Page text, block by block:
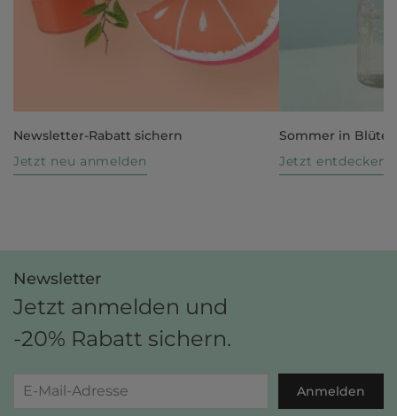
Newsletter-Rabatt sichern
Jetzt neu anmelden
Sommer in Blüte
Jetzt entdecken
Newsletter
Jetzt anmelden und
-20% Rabatt sichern.
Anmelden